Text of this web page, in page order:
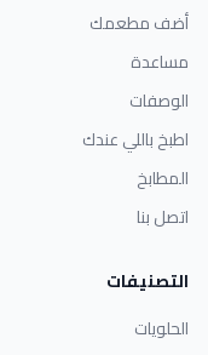
أضف مطعمك
مساعدة
الوصفات
اطبخ باللي عندك
المطابخ
اتصل بنا
التصنيفات
الحلويات